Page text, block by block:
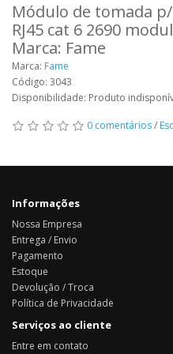
Módulo de tomada
RJ45 cat 6 2690
Marca: Fame
Marca: Fame
Código: 3043
Disponibilidade: Produto
0 comentários/
Informações
Nossa Empresa
Entrega / Envio
Pagamento
Estoque
Devolução / Troca
Política de Privacidade
Serviços ao cliente
Entre em contato